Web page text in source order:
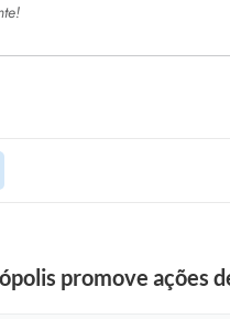
Esporte
promove ações